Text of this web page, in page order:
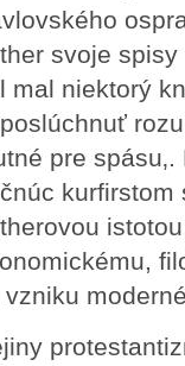
svoje
mal niektorý
pre
vzniku